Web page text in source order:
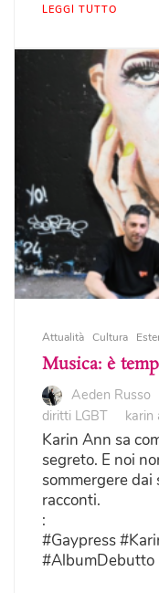
LEGGI TUTTO
Attualità Cultura
Musica: è
Aeden Russo
diritti LGBT
karin
Karin Ann sa
segreto. E noi
sommergere dai
racconti.
:
#Gaypress
#AlbumDebutto